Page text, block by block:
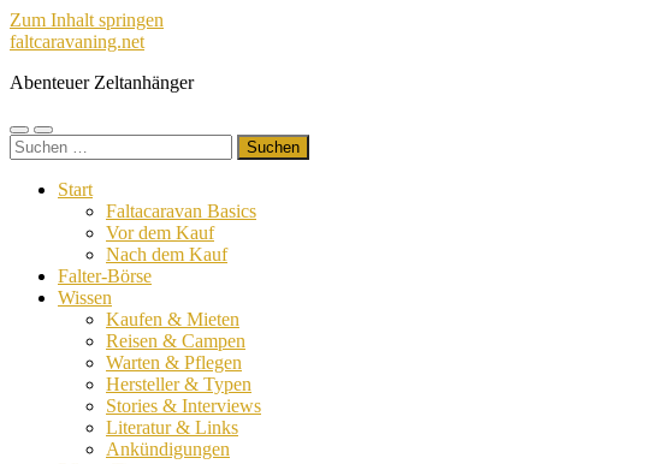
Zum Inhalt springen
faltcaravaning.net
Abenteuer Zeltanhänger
Mobile-
Menü
Suchfeld
ein-/ausblenden
Suchen
nach:
Start
Faltacaravan Basics
Vor dem Kauf
Nach dem Kauf
Falter-Börse
Wissen
Kaufen & Mieten
Reisen & Campen
Warten & Pflegen
Hersteller & Typen
Stories & Interviews
Literatur & Links
Ankündigungen